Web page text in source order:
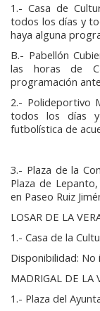
1.- Casa de
todos los días y
haya alguna
B.- Pabellón
las horas de
programación
2.- Polideportivo
todos los días y
futbolística de
3.- Plaza de la
Plaza de
en Paseo Ruiz
LOSAR DE LA
1.- Casa de la
Disponibilidad: No
MADRIGAL DE LA
1.- Plaza del